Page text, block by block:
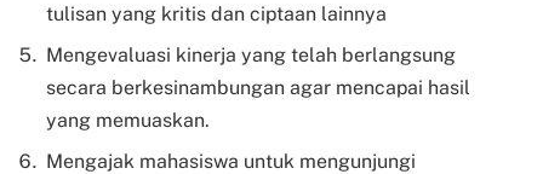
tulisan yang kritis dan ciptaan lainnya
Mengevaluasi kinerja yang telah berlangsung
secara berkesinambungan agar mencapai hasil
yang memuaskan.
Mengajak mahasiswa untuk mengunjungi